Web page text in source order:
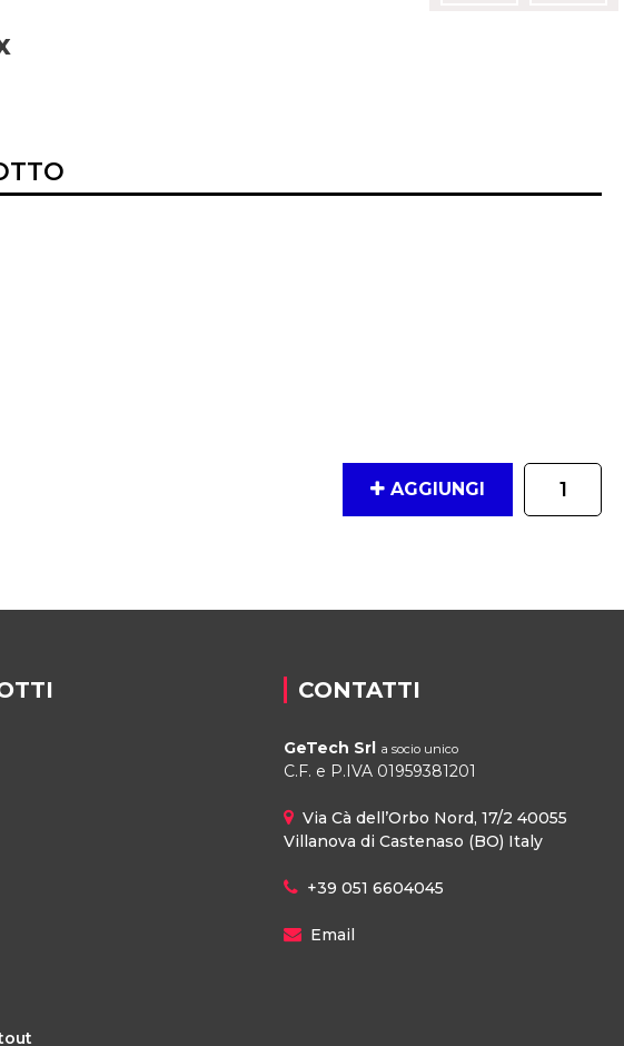
AGGIUNGI
CONTATTI
GeTech Srl a socio unico
C.F. e P.IVA 01959381201
Via Cà dell’Orbo Nord, 17/2 40055
Villanova di Castenaso (BO) Italy
+39 051 6604045
Email